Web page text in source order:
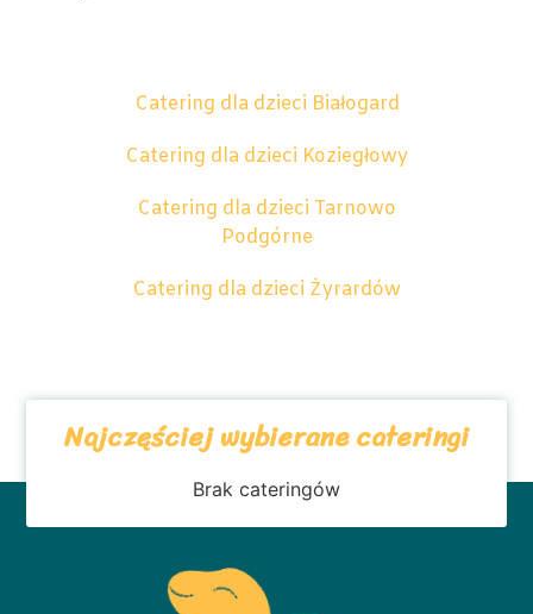
Catering dla dzieci Białogard
Catering dla dzieci Koziegłowy
Catering dla dzieci Tarnowo
Podgórne
Catering dla dzieci Żyrardów
Najczęściej wybierane cateringi
Brak cateringów